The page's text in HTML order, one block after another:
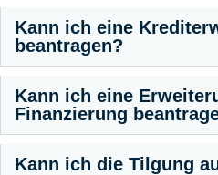
Kann ich eine
beantragen?
Kann ich eine
Finanzierung
Kann ich die Tilgung